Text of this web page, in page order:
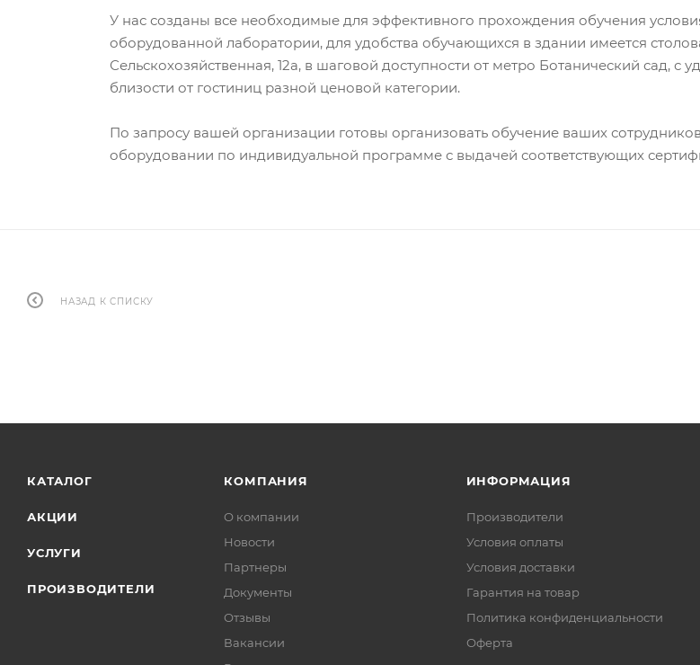
У нас созданы все необходимые для эффективного прохождения обучения
оборудованной лаборатории, для удобства обучающихся в здании имеется
Сельскохозяйственная, 12а, в шаговой доступности от метро Ботанический сад,
близости от гостиниц разной ценовой категории.
По запросу вашей организации готовы организовать обучение ваших
оборудовании по индивидуальной программе с выдачей соответствующих
НАЗАД К СПИСКУ
КАТАЛОГ
АКЦИИ
УСЛУГИ
ПРОИЗВОДИТЕЛИ
КОМПАНИЯ
О компании
Новости
Партнеры
Документы
Отзывы
Вакансии
ИНФОРМАЦИЯ
Производители
Условия оплаты
Условия доставки
Гарантия на товар
Политика конфиденциальности
Оферта